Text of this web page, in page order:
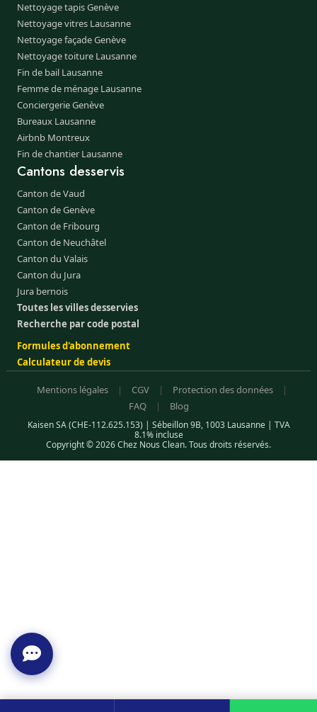
Nettoyage tapis Genève
Nettoyage vitres Lausanne
Nettoyage façade Genève
Nettoyage toiture Lausanne
Fin de bail Lausanne
Femme de ménage Lausanne
Conciergerie Genève
Bureaux Lausanne
Airbnb Montreux
Fin de chantier Lausanne
Cantons desservis
Canton de Vaud
Canton de Genève
Canton de Fribourg
Canton de Neuchâtel
Canton du Valais
Canton du Jura
Jura bernois
Toutes les villes desservies
Recherche par code postal
Formules d'abonnement
Calculateur de devis
Mentions légales | CGV | Protection des données
|
FAQ
| Blog
Kaisen SA (CHE-112.625.153) | Sébeillon 9B, 1003 Lausanne | TVA
8.1% incluse
Copyright © 2026 Chez Nous Clean. Tous droits réservés.